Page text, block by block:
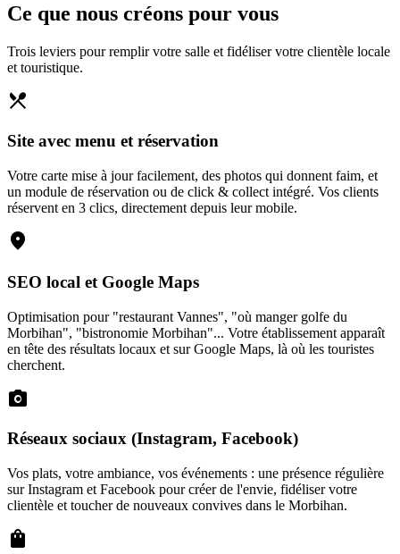
Ce que nous créons pour vous
Trois leviers pour remplir votre salle et fidéliser votre clientèle locale
et touristique.
restaurant_menu
Site avec menu et réservation
Votre carte mise à jour facilement, des photos qui donnent faim, et
un module de réservation ou de click & collect intégré. Vos clients
réservent en 3 clics, directement depuis leur mobile.
location_on
SEO local et Google Maps
Optimisation pour "restaurant Vannes", "où manger golfe du
Morbihan", "bistronomie Morbihan"... Votre établissement apparaît
en tête des résultats locaux et sur Google Maps, là où les touristes
cherchent.
photo_camera
Réseaux sociaux (Instagram, Facebook)
Vos plats, votre ambiance, vos événements : une présence régulière
sur Instagram et Facebook pour créer de l'envie, fidéliser votre
clientèle et toucher de nouveaux convives dans le Morbihan.
shopping_bag